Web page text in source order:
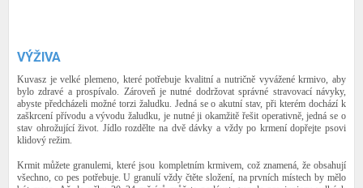
VÝŽIVA
Kuvasz je velké plemeno, které potřebuje kvalitní a nutričně vyvážené krmivo, aby
bylo zdravé a prospívalo. Zároveň je nutné dodržovat správné stravovací návyky,
abyste předcházeli možné torzi žaludku. Jedná se o akutní stav, při kterém dochází k
zaškrcení přívodu a vývodu žaludku, je nutné ji okamžitě řešit operativně, jedná se o
stav ohrožující život. Jídlo rozdělte na dvě dávky a vždy po krmení dopřejte psovi
klidový režim.
Krmit můžete granulemi, které jsou kompletním krmivem, což znamená, že obsahují
všechno, co pes potřebuje. U granulí vždy čtěte složení, na prvních místech by mělo